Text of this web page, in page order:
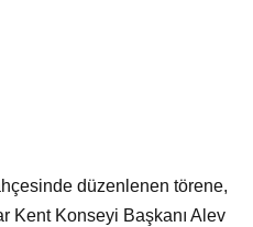
düzenlenen törene,
Kent Konseyi Başkanı Alev